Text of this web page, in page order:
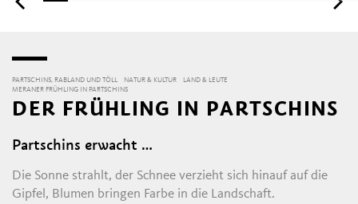
PARTSCHINS, RABLAND UND TÖLL NATUR & KULTUR
LAND & LEUTE
MERANER FRÜHLING IN PARTSCHINS
DER FRÜHLING IN PARTSCHINS
Partschins erwacht …
Die Sonne strahlt, der Schnee verzieht sich hinauf auf die
Gipfel, Blumen bringen Farbe in die Landschaft.